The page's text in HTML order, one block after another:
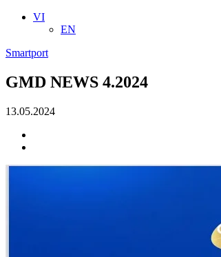
VI
EN
Smartport
GMD NEWS 4.2024
13.05.2024